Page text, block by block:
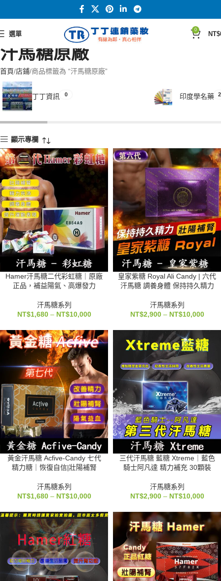
選單
0
NT$
汗馬糖原廠
首頁 店鋪 商品標籤為 “汗馬糖原廠”
丁丁資訊 0 印度學名藥
顯示專欄
Hamer汗馬糖二代彩虹糖｜原廠
正品，補益陽氣、高爆發力
汗馬糖系列
NT$1,680 – NT$10,000
皇家紫糖 Royal Ali Candy | 六代
汗馬糖 調養身體 保持持久精力
汗馬糖系列
NT$2,900 – NT$10,000
黃金汗馬糖 Acfive-Candy 七代
精力糖｜恢復自信|壯陽補腎
汗馬糖系列
NT$1,680 – NT$10,000
三代汗馬糖 藍糖 Xtreme｜藍色
騎士阿凡達 精力補充 30顆裝
汗馬糖系列
NT$2,900 – NT$10,000